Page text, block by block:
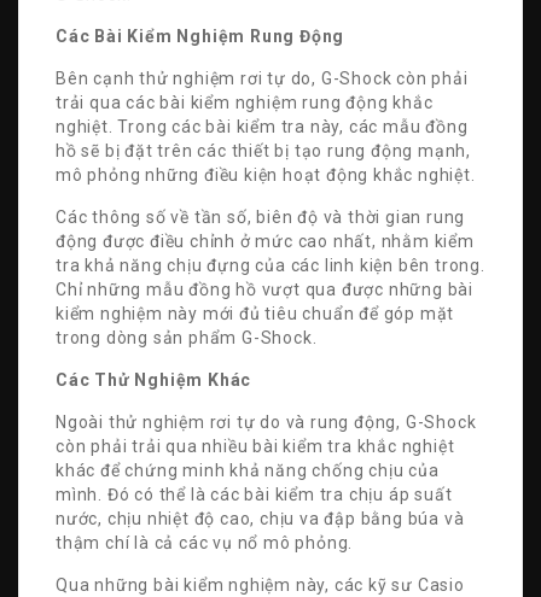
Các Bài Kiểm Nghiệm Rung Động
Bên cạnh thử nghiệm rơi tự do, G-Shock còn phải
trải qua các bài kiểm nghiệm rung động khắc
nghiệt. Trong các bài kiểm tra này, các mẫu đồng
hồ sẽ bị đặt trên các thiết bị tạo rung động mạnh,
mô phỏng những điều kiện hoạt động khắc nghiệt.
Các thông số về tần số, biên độ và thời gian rung
động được điều chỉnh ở mức cao nhất, nhằm kiểm
tra khả năng chịu đựng của các linh kiện bên trong.
Chỉ những mẫu đồng hồ vượt qua được những bài
kiểm nghiệm này mới đủ tiêu chuẩn để góp mặt
trong dòng sản phẩm G-Shock.
Các Thử Nghiệm Khác
Ngoài thử nghiệm rơi tự do và rung động, G-Shock
còn phải trải qua nhiều bài kiểm tra khắc nghiệt
khác để chứng minh khả năng chống chịu của
mình. Đó có thể là các bài kiểm tra chịu áp suất
nước, chịu nhiệt độ cao, chịu va đập bằng búa và
thậm chí là cả các vụ nổ mô phỏng.
Qua những bài kiểm nghiệm này, các kỹ sư Casio